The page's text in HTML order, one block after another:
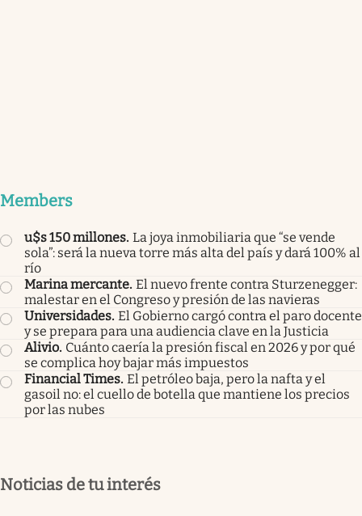
Members
u$s 150 millones. La joya inmobiliaria que “se vende
sola”: será la nueva torre más alta del país y dará 100% al
río
Marina mercante. El nuevo frente contra Sturzenegger:
malestar en el Congreso y presión de las navieras
Universidades. El Gobierno cargó contra el paro docente
y se prepara para una audiencia clave en la Justicia
Alivio. Cuánto caería la presión fiscal en 2026 y por qué
se complica hoy bajar más impuestos
Financial Times. El petróleo baja, pero la nafta y el
gasoil no: el cuello de botella que mantiene los precios
por las nubes
Noticias de tu interés